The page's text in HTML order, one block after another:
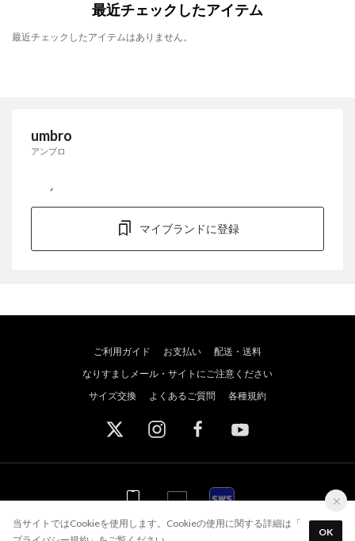
スポーツウェブショッパーズ
最短当日出荷！
アプリを使う
最近チェックしたアイテム
最近チェックしたアイテムはありません。
umbro
アンブロ
マイブランドに登録
ご利用ガイド お支払い
配送・送料
なりすましメール・サイトにご注意ください
サイズ交換
よくあるご質問 各種規約
WEB WEB アプリ
当サイトではCookieを使用します。Cookieの使用に関する詳細は「
OK